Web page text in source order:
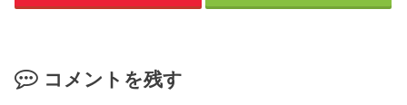
コメントを残す